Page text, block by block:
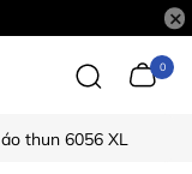
0
thun 6056 XL